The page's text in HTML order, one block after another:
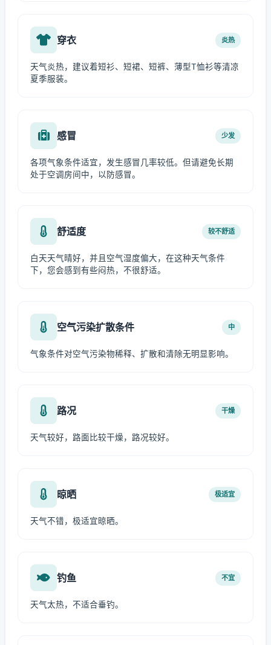
穿衣 炎热
天气炎热，建议着短衫、短裙、短裤、薄型T恤衫等清凉
夏季服装。
感冒 少发
各项气象条件适宜，发生感冒几率较低。但请避免长期
处于空调房间中，以防感冒。
舒适度 较不舒适
白天天气晴好，并且空气湿度偏大，在这种天气条件
下，您会感到有些闷热，不很舒适。
空气污染扩散条件 中
气象条件对空气污染物稀释、扩散和清除无明显影响。
路况 干燥
天气较好，路面比较干燥，路况较好。
晾晒 极适宜
天气不错，极适宜晾晒。
钓鱼 不宜
天气太热，不适合垂钓。